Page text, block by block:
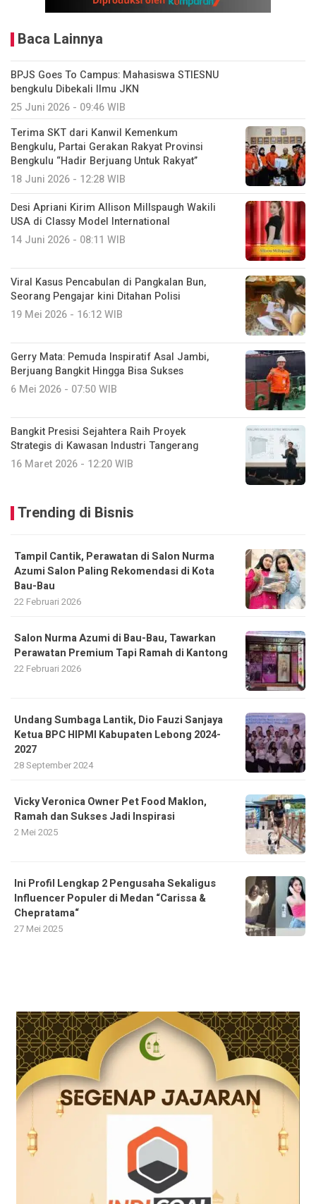
Baca Lainnya
BPJS Goes To Campus: Mahasiswa STIESNU
bengkulu Dibekali Ilmu JKN
25 Juni 2026 - 09:46 WIB
Terima SKT dari Kanwil Kemenkum
Bengkulu, Partai Gerakan Rakyat Provinsi
Bengkulu “Hadir Berjuang Untuk Rakyat”
18 Juni 2026 - 12:28 WIB
Desi Apriani Kirim Allison Millspaugh Wakili
USA di Classy Model International
14 Juni 2026 - 08:11 WIB
Viral Kasus Pencabulan di Pangkalan Bun,
Seorang Pengajar kini Ditahan Polisi
19 Mei 2026 - 16:12 WIB
Gerry Mata: Pemuda Inspiratif Asal Jambi,
Berjuang Bangkit Hingga Bisa Sukses
6 Mei 2026 - 07:50 WIB
Bangkit Presisi Sejahtera Raih Proyek
Strategis di Kawasan Industri Tangerang
16 Maret 2026 - 12:20 WIB
Trending di Bisnis
Tampil Cantik, Perawatan di Salon Nurma
Azumi Salon Paling Rekomendasi di Kota
Bau-Bau
22 Februari 2026
Salon Nurma Azumi di Bau-Bau, Tawarkan
Perawatan Premium Tapi Ramah di Kantong
22 Februari 2026
Undang Sumbaga Lantik, Dio Fauzi Sanjaya
Ketua BPC HIPMI Kabupaten Lebong 2024-
2027
28 September 2024
Vicky Veronica Owner Pet Food Maklon,
Ramah dan Sukses Jadi Inspirasi
2 Mei 2025
Ini Profil Lengkap 2 Pengusaha Sekaligus
Influencer Populer di Medan “Carissa &
Chepratama“
27 Mei 2025